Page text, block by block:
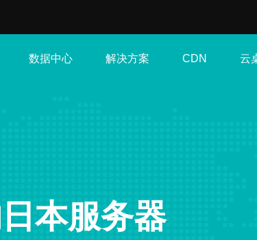
数据中心 解决方案 CDN 云
本服务器